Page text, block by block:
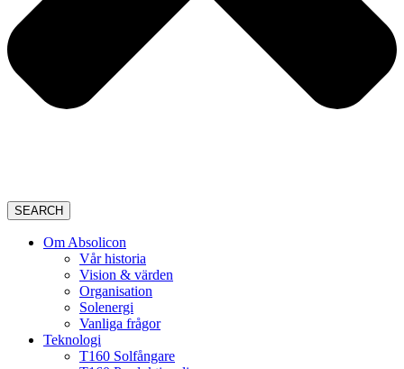
SEARCH
Om Absolicon
Vår historia
Vision & värden
Organisation
Solenergi
Vanliga frågor
Teknologi
T160 Solfångare